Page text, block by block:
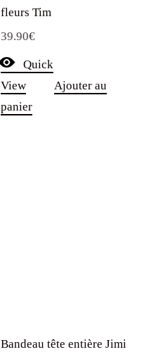
fleurs Tim
39.90€
Quick
View
Ajouter au
panier
Bandeau tête entière Jimi